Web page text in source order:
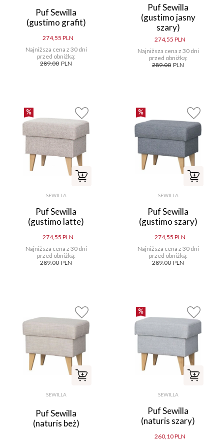
Puf Sewilla
(gustimo grafit)
274,55 PLN
Najniższa cena z 30 dni
przed obniżką:
289.00 PLN
Puf Sewilla
(gustimo jasny
szary)
274,55 PLN
Najniższa cena z 30 dni
przed obniżką:
289.00 PLN
SEWILLA
Puf Sewilla
(gustimo latte)
274,55 PLN
Najniższa cena z 30 dni
przed obniżką:
289.00 PLN
SEWILLA
Puf Sewilla
(gustimo szary)
274,55 PLN
Najniższa cena z 30 dni
przed obniżką:
289.00 PLN
SEWILLA
Puf Sewilla
(naturis beż)
SEWILLA
Puf Sewilla
(naturis szary)
260,10 PLN